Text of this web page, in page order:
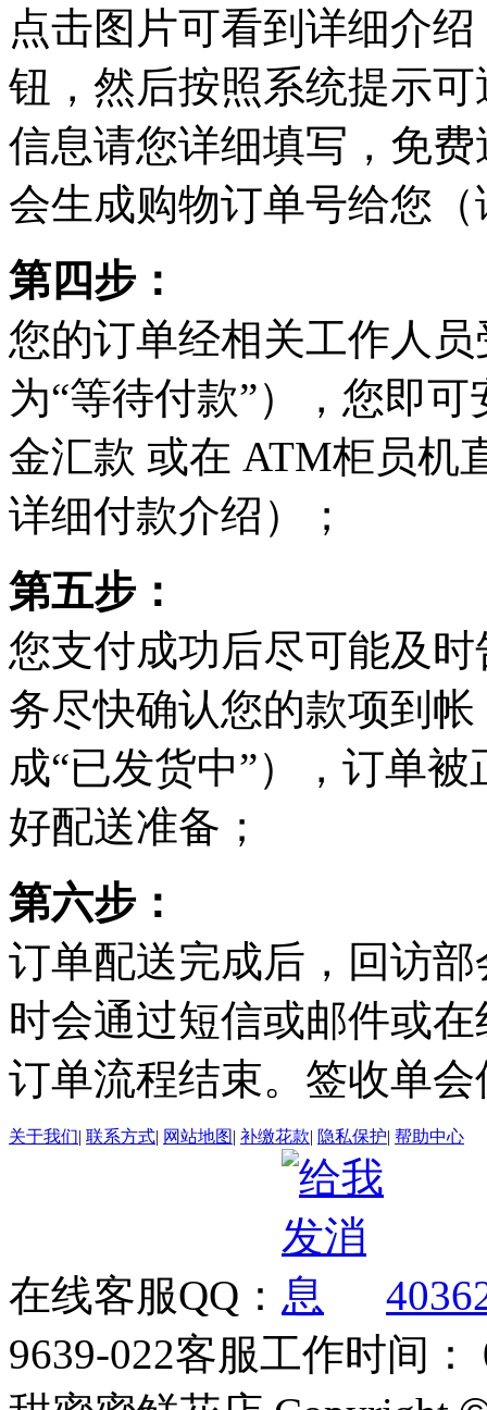
点击图片可看到详细介绍
钮，然后按照系统提示
信息请您详细填写，免
会生成购物订单号给您
第四步：
您的订单经相关工作人
为“等待付款”），您即
金汇款 或在 ATM柜员机
详细付款介绍）；
第五步：
您支付成功后尽可能及
务尽快确认您的款项到
成“已发货中”），订单
好配送准备；
第六步：
订单配送完成后，回访
时会通过短信或邮件或
订单流程结束。签收单
关于我们| 联系方式| 网站地图| 补缴花款| 隐私保护| 帮助中心
在线客服QQ：
9639-022客服工作时间：